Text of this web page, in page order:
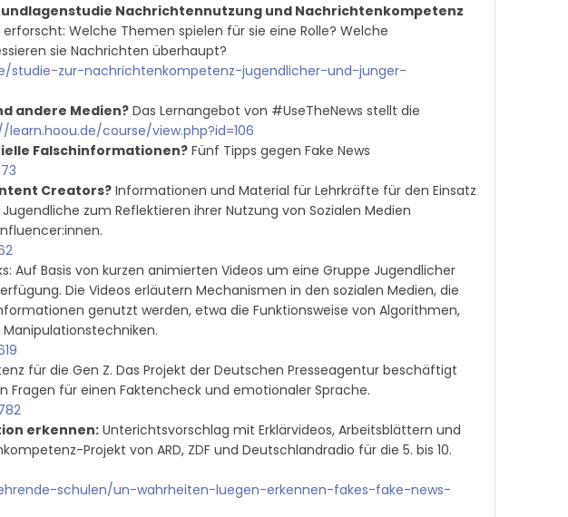
Nachrichtennutzung und Nachrichtenkompetenz
Welche Themen spielen für sie eine Rolle? Welche
sie Nachrichten überhaupt?
studie-zur-nachrichtenkompetenz-jugendlicher-und-junger-
andere Medien? Das Lernangebot von #UseTheNews stellt die
learn.hoou.de/course/view.php?id=106
Falschinformationen?Fünf Tipps gegen Fake News
Creators? Informationen und Material für Lehrkräfte für den Einsatz
zum Reflektieren ihrer Nutzung von Sozialen Medien
Auf Basis von kurzen animierten Videos um eine Gruppe Jugendlicher
Die Videos erläutern Mechanismen in den sozialen Medien, die
genutzt werden, etwa die Funktionsweise von Algorithmen,
für die Gen Z. Das Projekt der Deutschen Presseagentur beschäftigt
für einen Faktencheck und emotionaler Sprache.
erkennen:Unterichtsvorschlag mit Erklärvideos, Arbeitsblättern und
Projekt von ARD, ZDF und Deutschlandradio für die 5. bis 10.
schulen/un-wahrheiten-luegen-erkennen-fakes-fake-news-